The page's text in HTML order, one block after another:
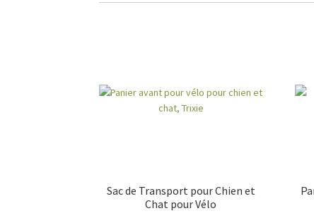
Sac de Transport pour Chien et
Chat pour Vélo